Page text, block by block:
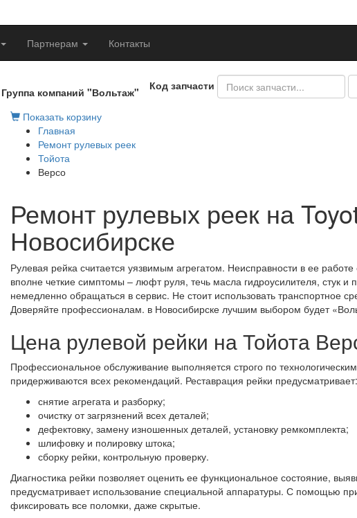
Партнерам Контакты
Группа компаний "Вольтаж"
Код запчасти
Показать корзину
Главная
Ремонт рулевых реек
Тойота
Версо
Ремонт рулевых реек на
Новосибирске
Рулевая рейка считается уязвимым агрегатом. Неисправности в ее
вполне четкие симптомы – люфт руля, течь масла гидроусилителя, стук
немедленно обращаться в сервис. Не стоит использовать транспортное
Доверяйте профессионалам. в Новосибирске лучшим выбором будет
Цена рулевой рейки на Тойота
Профессиональное обслуживание выполняется строго по
придерживаются всех рекомендаций. Реставрация рейки предусматривает:
снятие агрегата и разборку;
очистку от загрязнений всех деталей;
дефектовку, замену изношенных деталей, установку ремкомплекта;
шлифовку и полировку штока;
сборку рейки, контрольную проверку.
Диагностика рейки позволяет оценить ее функциональное состояние,
предусматривает использование специальной аппаратуры. С помощью
фиксировать все поломки, даже скрытые.